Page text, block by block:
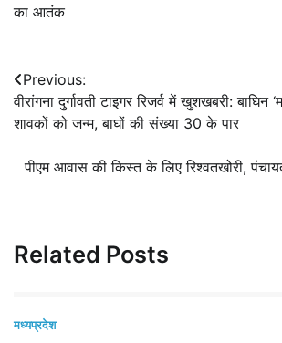
का आतंक
Post
navigation
Previous:
वीरांगना दुर्गावती टाइगर रिजर्व में खुशखबरी: बाघिन
शावकों को जन्म, बाघों की संख्या 30 के पार
पीएम आवास की किस्त के लिए रिश्वतखोरी,
Related Posts
मध्यप्रदेश